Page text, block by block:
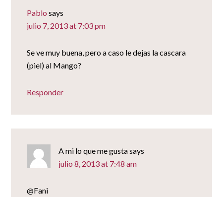
Pablo says
julio 7, 2013 at 7:03 pm
Se ve muy buena, pero a caso le dejas la cascara
(piel) al Mango?
Responder
A mi lo que me gustasays
julio 8, 2013 at 7:48 am
@Fani